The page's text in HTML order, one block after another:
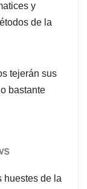
y
de la
tejerán sus
bastante
huestes de la